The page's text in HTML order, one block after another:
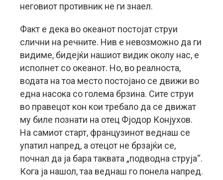
неговиот противник не ги знаел.
Факт е дека во океанот постојат струи
слични на речните. Нив е невозможно да ги
видиме, бидејќи нашиот видик околу нас, е
исполнет со океанот. Но, во реалноста,
водата на тоа место постојано се движи во
една насока со голема брзина. Сите струи
во правецот кон кои требало да се движат
му биле познати на отец Фјодор Конјухов.
На самиот старт, французинот веднаш се
упатил напред, а отецот не брзајќи се,
почнал да ја бара таквата „подводна струја“.
Кога ја нашол, таа веднаш го понела напред.